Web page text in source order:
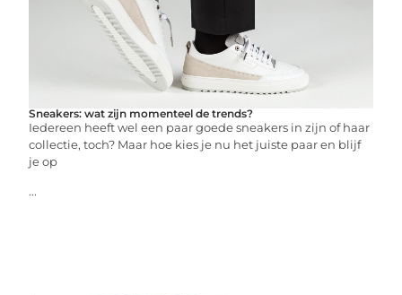
Sneakers: wat zijn momenteel de trends?
Iedereen heeft wel een paar goede sneakers in zijn of haar
collectie, toch? Maar hoe kies je nu het juiste paar en blijf
je op
...